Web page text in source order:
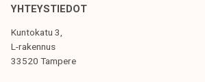
i
j
I
M
I
u
s
e
YHTEYSTIEDOT
Kuntokatu 3,
L-rakennus
33520 Tampere